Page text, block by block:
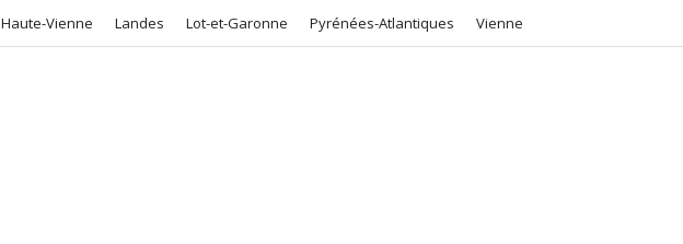
Haute-Vienne Landes Lot-et-Garonne Pyrénées-Atlantiques Vienne